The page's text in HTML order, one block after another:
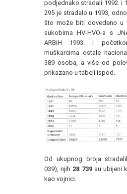
podjednako stradali 1992. i
295 je stradalo u 1993,
što može biti dovedeno u
sukobima HV-HVO-a s
ARBiH 1993. i
muškarcima ostale
389 osoba, a više od
prikazano u tabeli ispod.
Od ukupnog broja
039), njih 28 739su ubijeni
kao vojnici.